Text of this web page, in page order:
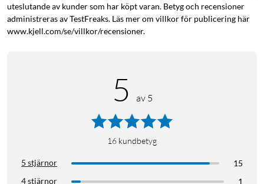
uteslutande av kunder som har köpt varan. Betyg och recensioner
administreras av TestFreaks. Läs mer om villkor för publicering här
www.kjell.com/se/villkor/recensioner.
5 av 5
16 kundbetyg
5 stjärnor
15
4 stjärnor
1